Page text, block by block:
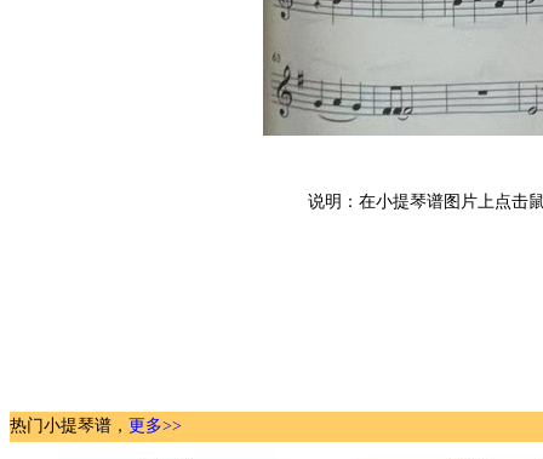
说明：在小提琴谱图片上点击
热门小提琴谱， 更多>>